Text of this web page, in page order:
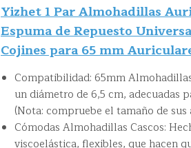
Yizhet 1 Par Almohadillas
Espuma de Repuesto
Cojines para 65 mm
Compatibilidad: 65mm
un diámetro de 6,5 cm, adecuadas
(Nota: compruebe el tamaño de
Cómodas Almohadillas Cascos:
viscoelástica, flexibles, que hacen